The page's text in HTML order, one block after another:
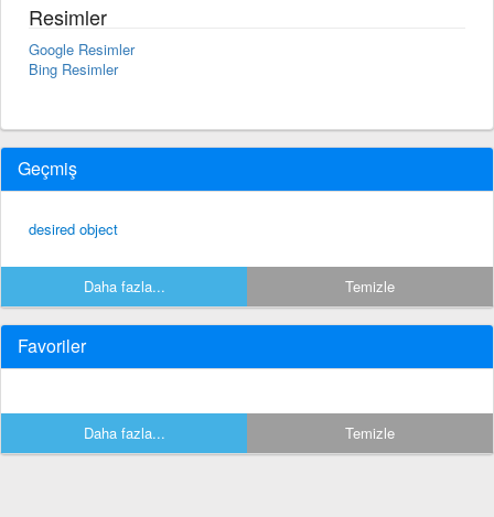
Resimler
Google Resimler
Bing Resimler
Geçmiş
desired object
Daha fazla... Temizle
Favoriler
Daha fazla... Temizle